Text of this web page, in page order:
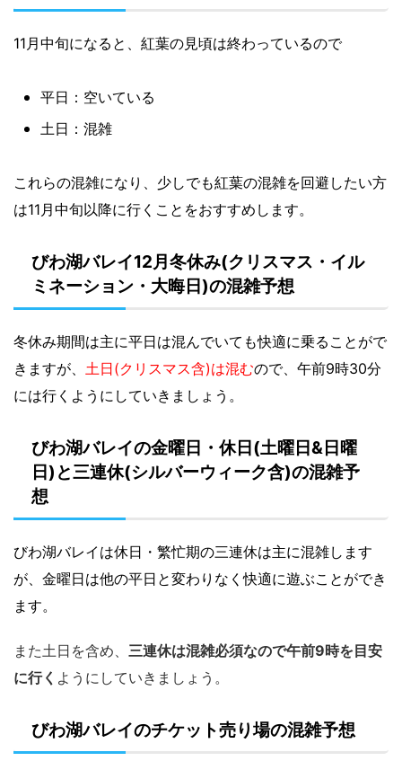
11月中旬になると、紅葉の見頃は終わっているので
平日：空いている
土日：混雑
これらの混雑になり、少しでも紅葉の混雑を回避したい方
は11月中旬以降に行くことをおすすめします。
びわ湖バレイ12月冬休み(クリスマス・イル
ミネーション・大晦日)の混雑予想
冬休み期間は主に平日は混んでいても快適に乗ることがで
きますが、 土日(クリスマス含)は混むので、午前9時30分
には行くようにしていきましょう。
びわ湖バレイの金曜日・休日(土曜日&日曜
日)と三連休(シルバーウィーク含)の混雑予
想
びわ湖バレイは休日・繁忙期の三連休は主に混雑します
が、金曜日は他の平日と変わりなく快適に遊ぶことができ
ます。
また土日を含め、 三連休は混雑必須なので午前9時を目安
に行く ようにしていきましょう。
びわ湖バレイのチケット売り場の混雑予想